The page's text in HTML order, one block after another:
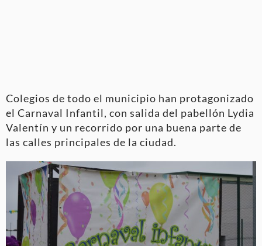
Colegios de todo el municipio han protagonizado
el Carnaval Infantil, con salida del pabellón Lydia
Valentín y un recorrido por una buena parte de
las calles principales de la ciudad.